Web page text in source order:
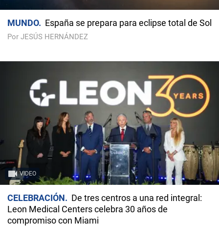
MUNDO España se prepara para eclipse total de Sol
Por JESÚS HERNÁNDEZ
VIDEO
CELEBRACIÓN
De tres centros a una red integral:
Leon Medical Centers celebra 30 años de
compromiso con Miami